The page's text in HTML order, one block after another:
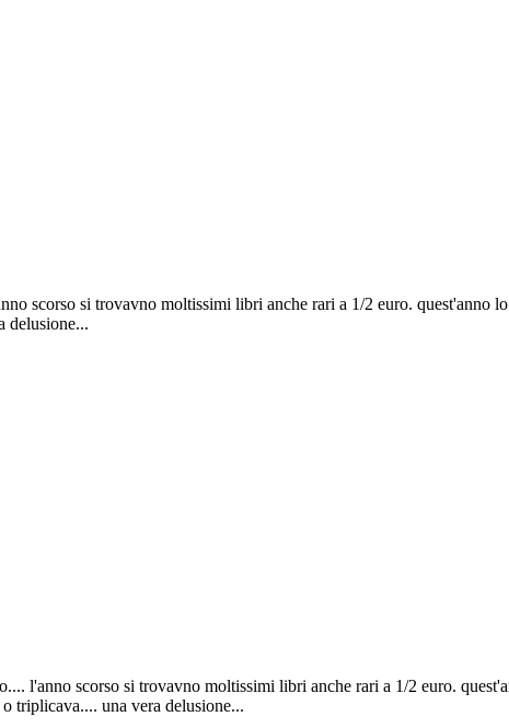
scorso si trovavno moltissimi libri anche rari a 1/2 euro.
delusione...
l'anno scorso si trovavno moltissimi libri anche rari a 1/2 euro.
triplicava.... una vera delusione...